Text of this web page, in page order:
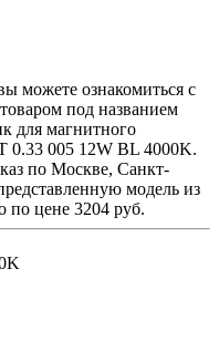
можете ознакомиться с
под названием
для магнитного
0.33 005 12W BL 4000K.
по Москве, Санкт-
модель из
по цене 3204 руб.